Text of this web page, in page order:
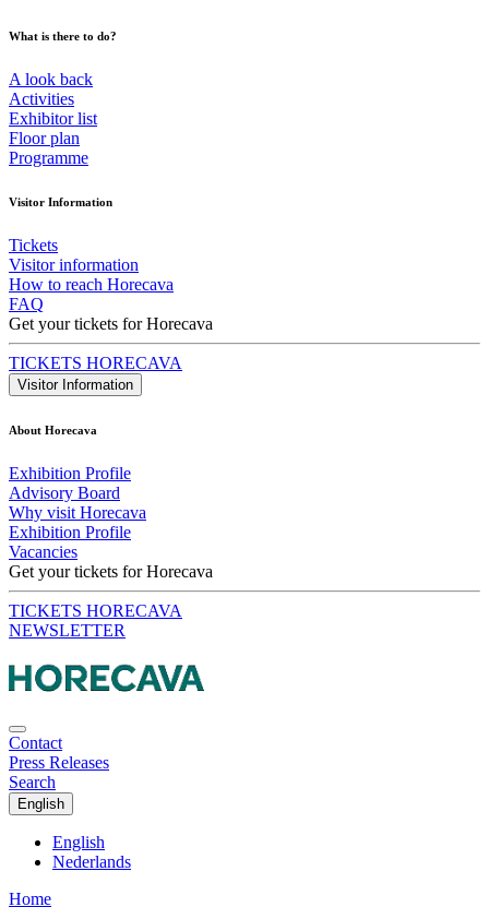
What is there to do?
A look back
Activities
Exhibitor list
Floor plan
Programme
Visitor Information
Tickets
Visitor information
How to reach Horecava
FAQ
Get your tickets for Horecava
TICKETS HORECAVA
Visitor Information
About Horecava
Exhibition Profile
Advisory Board
Why visit Horecava
Exhibition Profile
Vacancies
Get your tickets for Horecava
TICKETS HORECAVA
NEWSLETTER
Contact
Press Releases
Search
English
English
Nederlands
Home